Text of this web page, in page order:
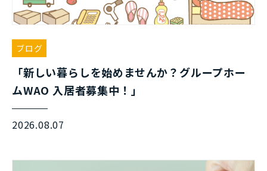
ブログ
「新しい暮らしを始めませんか？グループホー
ムWAO 入居者募集中！」
2026.08.07